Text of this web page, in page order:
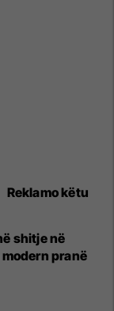
Reklamo këtu
shitje në
pranë